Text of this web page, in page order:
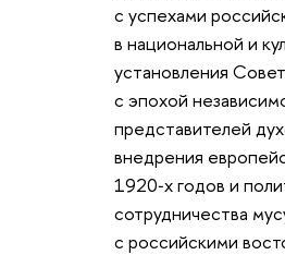
с успехами
в национальной и
установления
с эпохой
представителей
внедрения
1920‑х годов и
сотрудничества
с российскими